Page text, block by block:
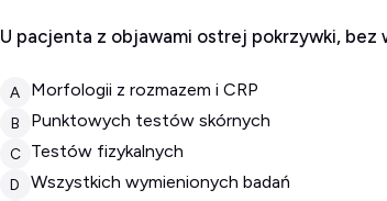
U pacjenta z objawami ostrej pokrzywki,
A morfologii z rozmazem i CRP
B punktowych testów skórnych
C testów fizykalnych
D wszystkich wymienionych badań